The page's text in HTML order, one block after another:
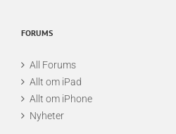
FORUMS
All Forums
Allt om iPad
Allt om iPhone
Nyheter